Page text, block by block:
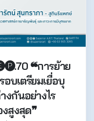
❝การย้าย
บเตรียมเยื่อบุ
งกันอย่างไร
สูงสุด❞